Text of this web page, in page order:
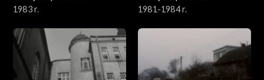
1983 r.
1981-1984 r.